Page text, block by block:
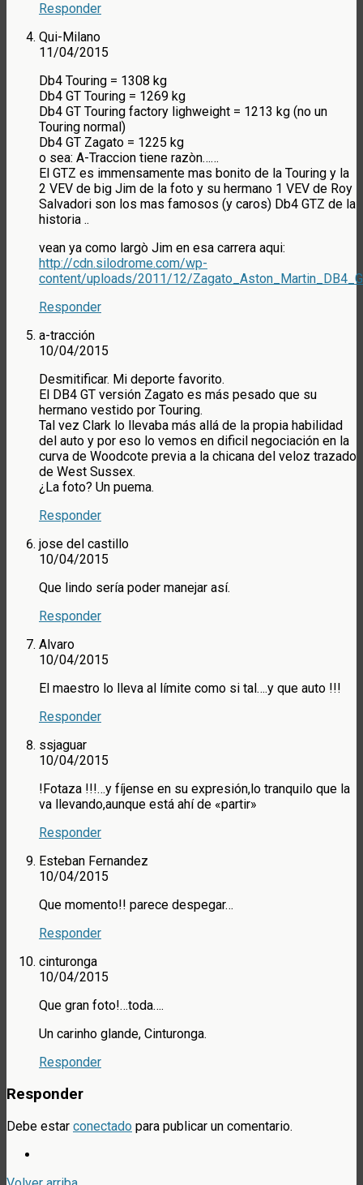
Responder
Qui-Milano
11/04/2015
Db4 Touring = 1308 kg
Db4 GT Touring = 1269 kg
Db4 GT Touring factory lighweight = 1213 kg (no un
Touring normal)
Db4 GT Zagato = 1225 kg
o sea: A-Traccion tiene razòn……
El GTZ es immensamente mas bonito de la Touring y la
2 VEV de big Jim de la foto y su hermano 1 VEV de Roy
Salvadori son los mas famosos (y caros) Db4 GTZ de la
historia ..
vean ya como largò Jim en esa carrera aqui:
http://cdn.silodrome.com/wp-
content/uploads/2011/12/
Responder
a-tracción
10/04/2015
Desmitificar. Mi deporte favorito.
El DB4 GT versión Zagato es más pesado que su
hermano vestido por Touring.
Tal vez Clark lo llevaba más allá de la propia habilidad
del auto y por eso lo vemos en dificil negociación en la
curva de Woodcote previa a la chicana del veloz trazado
de West Sussex.
¿La foto? Un puema.
Responder
jose del castillo
10/04/2015
Que lindo sería poder manejar así.
Responder
Alvaro
10/04/2015
El maestro lo lleva al límite como si tal….y que auto !!!
Responder
ssjaguar
10/04/2015
!Fotaza !!!…y fíjense en su expresión,lo tranquilo que la
va llevando,aunque está ahí de «partir»
Responder
Esteban Fernandez
10/04/2015
Que momento!! parece despegar…
Responder
cinturonga
10/04/2015
Que gran foto!…toda….
Un carinho glande, Cinturonga.
Responder
Responder
Debe estar conectado para publicar un comentario.